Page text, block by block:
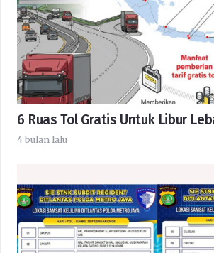
6 Ruas Tol Gratis Untuk Libur
4 bulan lalu